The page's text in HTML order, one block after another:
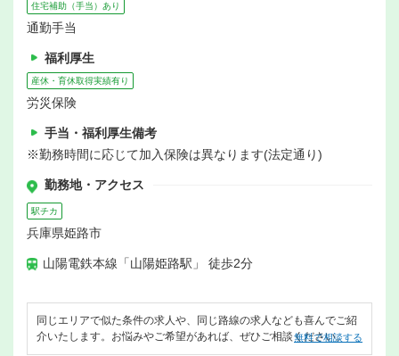
住宅補助（手当）あり
通勤手当
福利厚生
産休・育休取得実績有り
労災保険
手当・福利厚生備考
※勤務時間に応じて加入保険は異なります(法定通り)
勤務地・アクセス
駅チカ
兵庫県姫路市
山陽電鉄本線「山陽姫路駅」 徒歩2分
同じエリアで似た条件の求人や、同じ路線の求人なども喜んでご紹
介いたします。お悩みやご希望があれば、ぜひご相談ください。
無料で相談する